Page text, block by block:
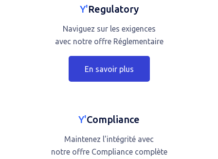
Y'Regulatory
Naviguez sur les exigences
avec notre offre Réglementaire
En savoir plus
Y'Compliance
Maintenez l'intégrité avec
notre offre Compliance complète